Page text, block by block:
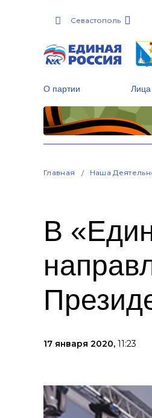
Севастополь
О партии Лица
Главная Наша
В
17 января 2020, 11:23